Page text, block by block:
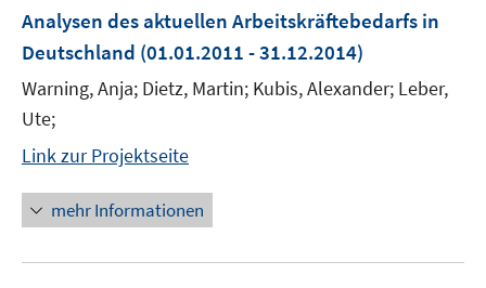
Analysen des aktuellen Arbeitskräftebedarfs in
Deutschland (01.01.2011 - 31.12.2014)
Warning, Anja; Dietz, Martin; Kubis, Alexander; Leber,
Ute;
Link zur Projektseite
mehr Informationen